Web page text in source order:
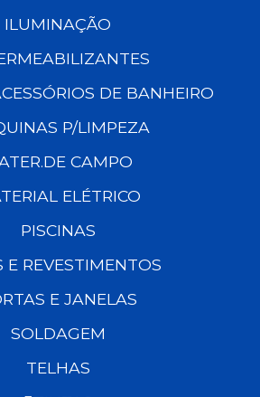
ILUMINAÇÃO
DE BANHEIRO
P/LIMPEZA
CAMPO
ELÉTRICO
PISCINAS
E REVESTIMENTOS
E JANELAS
SOLDAGEM
TELHAS